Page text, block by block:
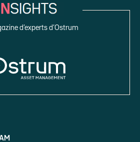
d’experts d’Ostrum